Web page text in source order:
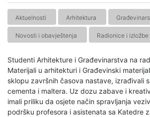
Aktuelnosti Arhitektura
Novosti i obavještenja Radionice i izložbe
Studenti Arhitekture i Građevinarstva na
Materijali u arhitekturi i Građevinski
sklopu završnih časova nastave, izrađivali
cementa i maltera. Uz dozu zabave i
imali priliku da osjete način spravljanja
podršku profesora i asistenata sa Katedre